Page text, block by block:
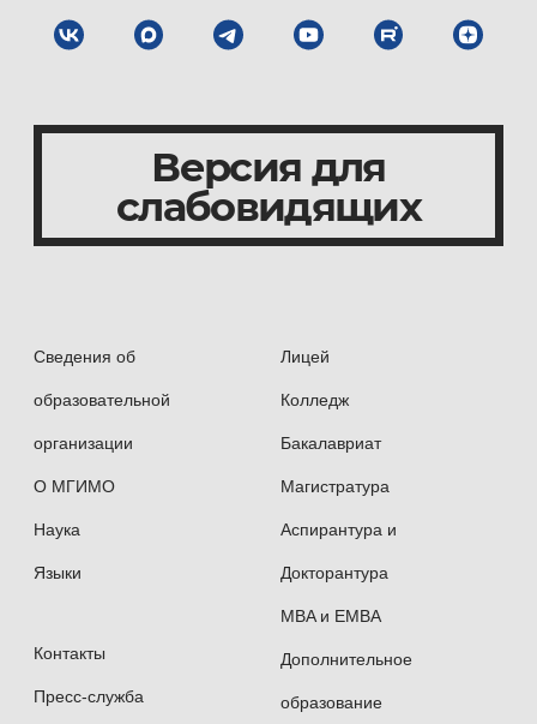
Сведения об
образовательной
организации
О МГИМО
Наука
Языки
Контакты
Пресс-служба
Лицей
Колледж
Бакалавриат
Магистратура
Аспирантура и
Докторантура
MBA и EMBA
Дополнительное
образование
Версия для
слабовидящих